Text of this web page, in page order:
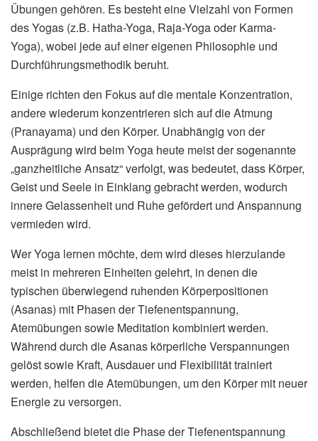
Übungen gehören. Es besteht eine Vielzahl von Formen
des Yogas (z.B. Hatha-Yoga, Raja-Yoga oder Karma-
Yoga), wobei jede auf einer eigenen Philosophie und
Durchführungsmethodik beruht.
Einige richten den Fokus auf die mentale Konzentration,
andere wiederum konzentrieren sich auf die Atmung
(Pranayama) und den Körper. Unabhängig von der
Ausprägung wird beim Yoga heute meist der sogenannte
„ganzheitliche Ansatz“ verfolgt, was bedeutet, dass Körper,
Geist und Seele in Einklang gebracht werden, wodurch
innere Gelassenheit und Ruhe gefördert und Anspannung
vermieden wird.
Wer Yoga lernen möchte, dem wird dieses hierzulande
meist in mehreren Einheiten gelehrt, in denen die
typischen überwiegend ruhenden Körperpositionen
(Asanas) mit Phasen der Tiefenentspannung,
Atemübungen sowie Meditation kombiniert werden.
Während durch die Asanas körperliche Verspannungen
gelöst sowie Kraft, Ausdauer und Flexibilität trainiert
werden, helfen die Atemübungen, um den Körper mit neuer
Energie zu versorgen.
Abschließend bietet die Phase der Tiefenentspannung